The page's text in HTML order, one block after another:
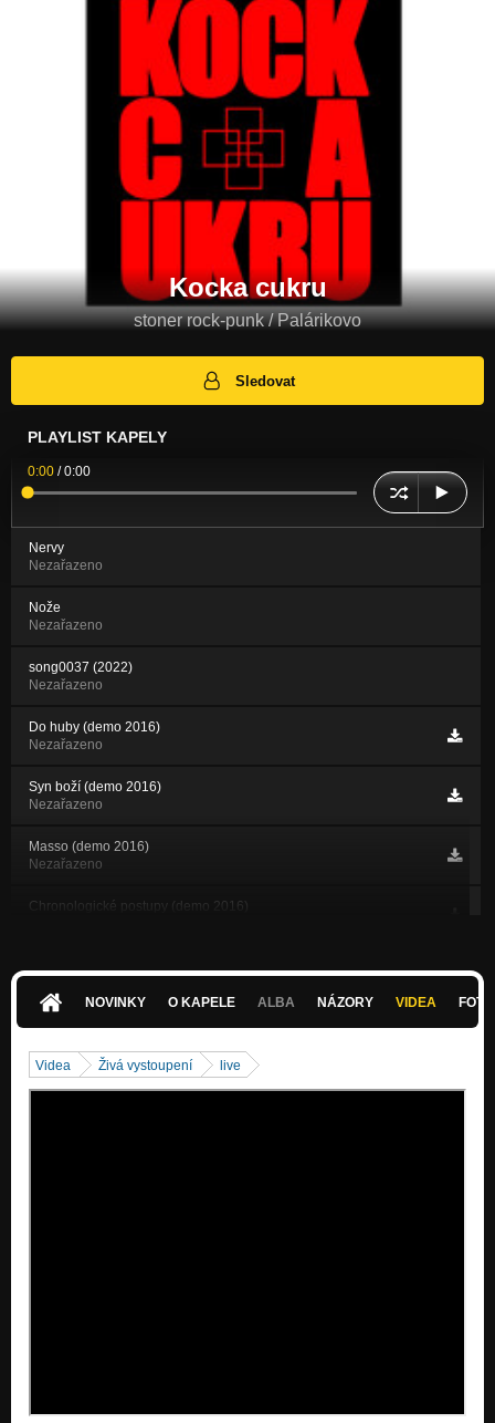
Kocka cukru
stoner rock-punk / Palárikovo
Sledovat
PLAYLIST KAPELY
0:00 /0:00
Nervy
Nezařazeno
Nože
Nezařazeno
song0037 (2022)
Nezařazeno
Do huby (demo 2016)
Nezařazeno
Syn boží (demo 2016)
Nezařazeno
Masso (demo 2016)
Nezařazeno
Chronologické postupy (demo 2016)
Bez slov ... (ešte z éry dinosaurov)
Song 0037.. (ešte z éry dinosaurov)
NOVINKY O KAPELE ALBA NÁZORY VIDEA
Videa Živá vystoupení live